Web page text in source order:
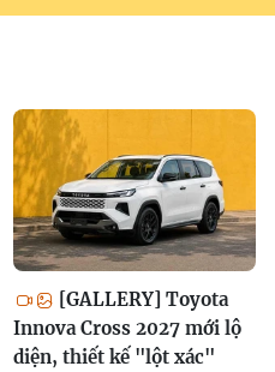
[GALLERY] Toyota
Innova Cross 2027 mới lộ
diện, thiết kế "lột xác"